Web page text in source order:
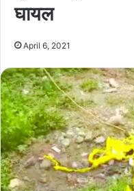
घायल
April 6, 2021